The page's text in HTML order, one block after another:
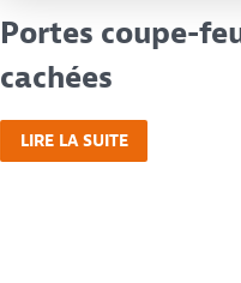
Portes coupe-
cachées
LIRE LA SUITE